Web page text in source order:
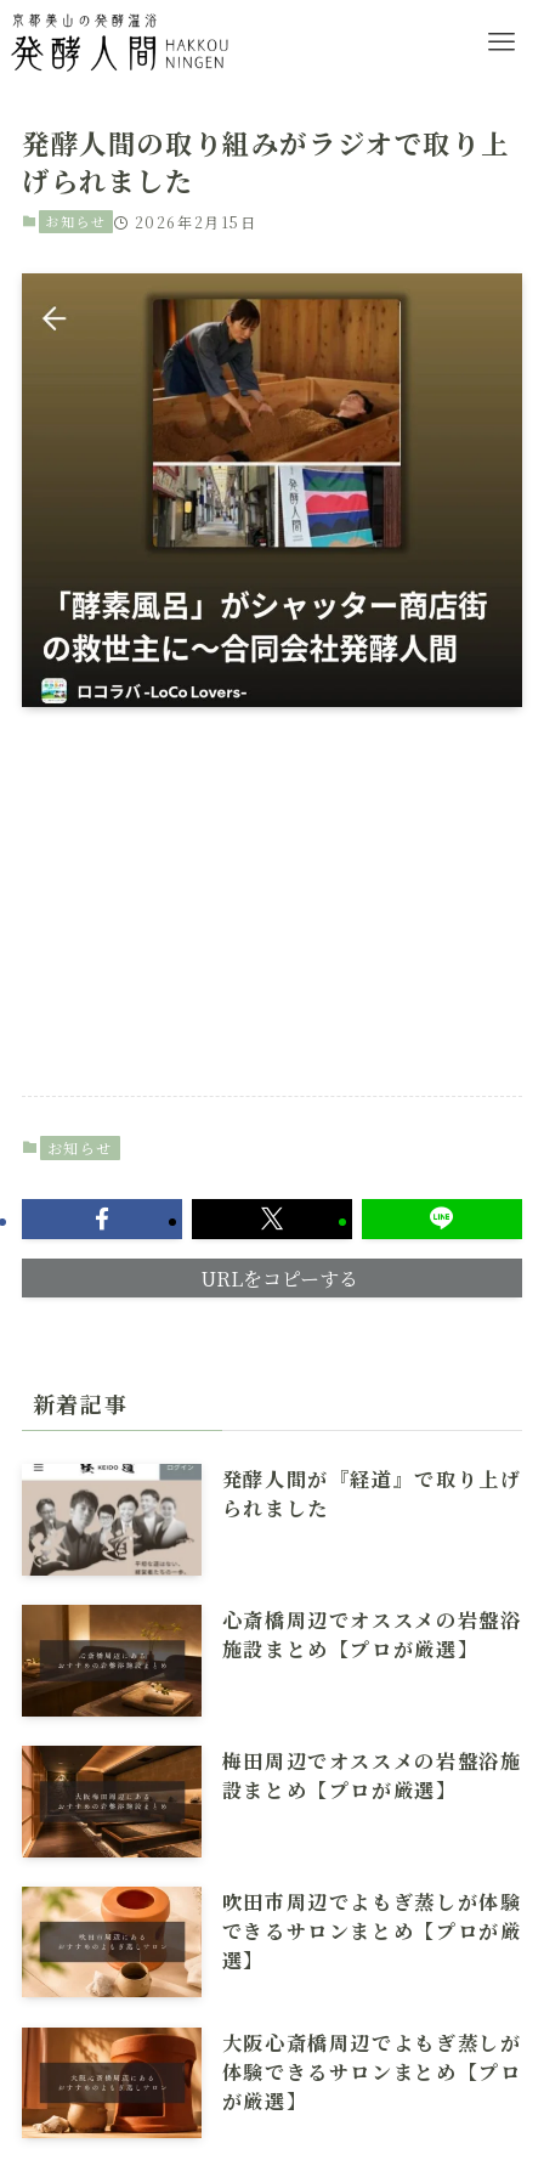
発酵人間の取り組みがラジオで取り上
げられました
お知らせ 2026年2月15日
お知らせ
URLをコピーする
新着記事
発酵人間が『経道』で取り上げ
られました
心斎橋周辺でオススメの岩盤浴
施設まとめ【プロが厳選】
梅田周辺でオススメの岩盤浴施
設まとめ【プロが厳選】
吹田市周辺でよもぎ蒸しが体験
できるサロンまとめ【プロが厳
選】
大阪心斎橋周辺でよもぎ蒸しが
体験できるサロンまとめ【プロ
が厳選】